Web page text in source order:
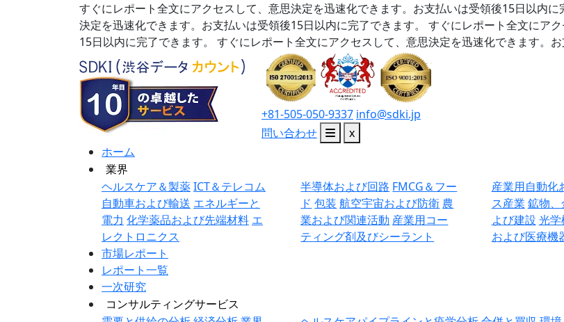
すぐにレポート全文にアクセスして、意思決定を迅速化できます。お支払いは受領後15日以内に
決定を迅速化できます。お支払いは受領後15日以内に完了できます。
すぐにレポート全文にア
15日以内に完了できます。
すぐにレポート全文にアクセスして、意思決定を迅速化できます。
+81-505-050-9337 info@sdki.jp
問い合わせ
x
ホーム
業界
ヘルスケア＆製薬ICT＆テレコム
自動車および輸送 エネルギーと
電力 化学薬品および先端材料 エ
レクトロニクス
半導体および回路 FMCG＆フー
ド 包装 航空宇宙および防衛 農
業および関連活動 産業用コー
ティング剤及びシーラント
産業用自動化
ス産業 鉱物
よび建設 光学
および医療機
市場レポート
レポート一覧
一次研究
コンサルティングサービス